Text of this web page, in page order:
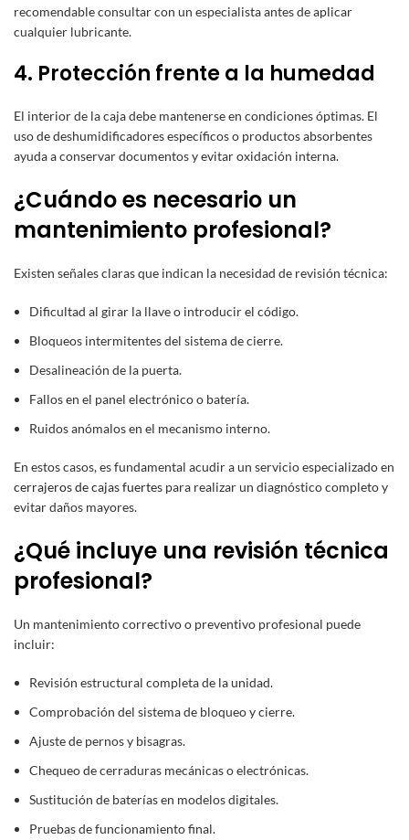
recomendable consultar con un especialista antes de aplicar
cualquier lubricante.
4. Protección frente a la humedad
El interior de la caja debe mantenerse en condiciones óptimas. El
uso de deshumidificadores específicos o productos absorbentes
ayuda a conservar documentos y evitar oxidación interna.
¿Cuándo es necesario un
mantenimiento profesional?
Existen señales claras que indican la necesidad de revisión técnica:
Dificultad al girar la llave o introducir el código.
Bloqueos intermitentes del sistema de cierre.
Desalineación de la puerta.
Fallos en el panel electrónico o batería.
Ruidos anómalos en el mecanismo interno.
En estos casos, es fundamental acudir a un servicio especializado en
cerrajeros de cajas fuertes para realizar un diagnóstico completo y
evitar daños mayores.
¿Qué incluye una revisión técnica
profesional?
Un mantenimiento correctivo o preventivo profesional puede
incluir:
Revisión estructural completa de la unidad.
Comprobación del sistema de bloqueo y cierre.
Ajuste de pernos y bisagras.
Chequeo de cerraduras mecánicas o electrónicas.
Sustitución de baterías en modelos digitales.
Pruebas de funcionamiento final.